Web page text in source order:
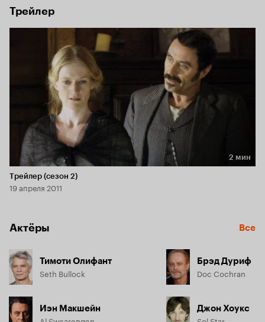
Трейлер
Длительность 2 мин
2 мин
Трейлер (сезон 2)
19 апреля 2011
Актёры Все
Тимоти Олифант
Seth Bullock
Иэн Макшейн
Брэд Дуриф
Doc Cochran
Джон Хоукс